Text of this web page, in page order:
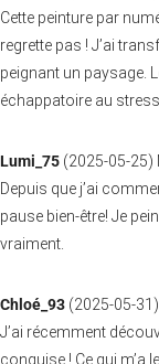
Cette peinture par
regrette pas ! J’ai
peignant un paysage.
échappatoire au
Lumi_75 (2025-05-25)
Depuis que j’ai
pause bien-être! Je
vraiment.
Chloé_93 (2025-05-31 )
J’ai récemment
conquise ! Ce qui m’a